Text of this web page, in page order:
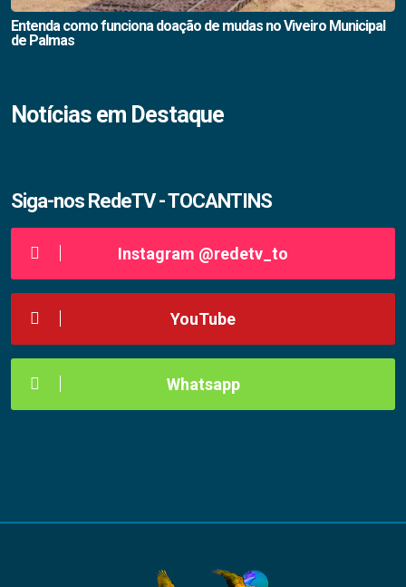
Entenda como funciona doação de mudas no Viveiro Municipal
de Palmas
Notícias em Destaque
Siga-nos RedeTV - TOCANTINS
Instagram @redetv_to
YouTube
Whatsapp